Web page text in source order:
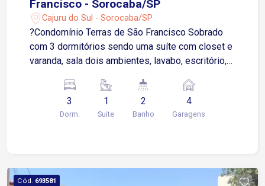
Francisco - Sorocaba/SP
Cajuru do Sul - Sorocaba/SP
?Condomínio Terras de São Francisco Sobrado
com 3 dormitórios sendo uma suíte com closet e
varanda, sala dois ambientes, lavabo, escritório,
com churrasqueira, 4 vagas de garagem sendo 2
cobertas, portaria 24h.
3
Dorm.
1
Suite
2
Banho
4
Garagens
Cód. 693581